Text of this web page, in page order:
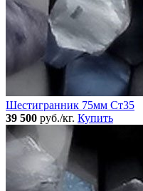
Шестигранник 75мм Ст35
39 500 руб./кг. Купить